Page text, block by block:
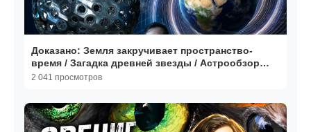
Доказано: Земля закручивает пространство-
время / Загадка древней звезды / Астрообзор
#212
2 041 просмотров